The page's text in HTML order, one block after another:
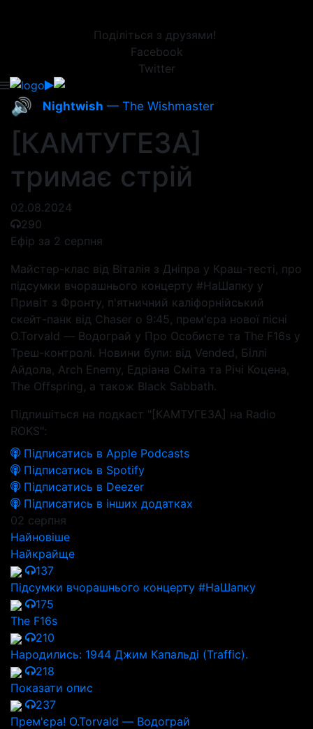
Поділіться з друзями!
Facebook
Twitter
🔊 Nightwish — The Wishmaster
[КАМТУГЕЗА]
тримає стрій
02.08.2024
290
Ефір за 2 серпня
Майстер-клас від Віталія з Дніпра у Краш-тесті, про
підсумки вчорашнього концерту #НаШапку у
Привіт з Фронту, п'ятничний каліфорнійський
скейт-панк від Chaser о 9:45, прем'єра нової пісні
O.Torvald — Водограй у Про Особисте та The F16s у
Треш-контролі. Новини були: від Vended, Біллі
Айдола, Arch Enemy, Едріана Сміта та Річі Коцена,
The Offspring, а також Black Sabbath.
Підпишіться на подкаст "[КАМТУГЕЗА] на Radio
ROKS":
Підписатись в Apple Podcasts
Підписатись в Spotify
Підписатись в Deezer
Підписатись в інших додатках
02 серпня
Найновіше
Найкрайще
137
Підсумки вчорашнього концерту #НаШапку
175
The F16s
210
Народились: 1944 Джим Капальді (Traffic).
218
Показати опис
237
Прем'єра! O.Torvald — Водограй